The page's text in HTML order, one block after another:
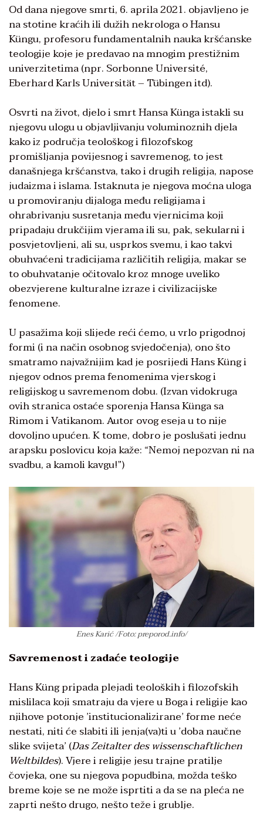
Od dana njegove smrti, 6. aprila 2021. objavljeno je
na stotine kraćih ili dužih nekrologa o Hansu
Küngu, profesoru fundamentalnih nauka kršćanske
teologije koje je predavao na mnogim prestižnim
univerzitetima (npr. Sorbonne Université,
Eberhard Karls Universität – Tübingen itd).
Osvrti na život, djelo i smrt Hansa Künga istakli su
njegovu ulogu u objavljivanju voluminoznih djela
kako iz područja teološkog i filozofskog
promišljanja povijesnog i savremenog, to jest
današnjega kršćanstva, tako i drugih religija, napose
judaizma i islama. Istaknuta je njegova moćna uloga
u promoviranju dijaloga među religijama i
ohrabrivanju susretanja među vjernicima koji
pripadaju drukčijim vjerama ili su, pak, sekularni i
posvjetovljeni, ali su, usprkos svemu, i kao takvi
obuhvaćeni tradicijama različitih religija, makar se
to obuhvatanje očitovalo kroz mnoge uveliko
obezvjerene kulturalne izraze i civilizacijske
fenomene.
U pasažima koji slijede reći ćemo, u vrlo prigodnoj
formi (i na način osobnog svjedočenja), ono što
smatramo najvažnijim kad je posrijedi Hans Küng i
njegov odnos prema fenomenima vjerskog i
religijskog u savremenom dobu. (Izvan vidokruga
ovih stranica ostaće sporenja Hansa Künga sa
Rimom i Vatikanom. Autor ovog eseja u to nije
dovoljno upućen. K tome, dobro je poslušati jednu
arapsku poslovicu koja kaže: “Nemoj nepozvan ni na
svadbu, a kamoli kavgu!”)
Enes Karić /Foto: preporod.info/
Savremenost i zadaće teologije
Hans Küng pripada plejadi teoloških i filozofskih
mislilaca koji smatraju da vjere u Boga i religije kao
njihove potonje ʼinstitucionaliziraneʼ forme neće
nestati, niti će slabiti ili jenja(va)ti u ʼdoba naučne
slike svijetaʼ (Das Zeitalter des wissenschaftlichen
Weltbildes). Vjere i religije jesu trajne pratilje
čovjeka, one su njegova popudbina, možda teško
breme koje se ne može isprtiti a da se na pleća ne
zaprti nešto drugo, nešto teže i grublje.